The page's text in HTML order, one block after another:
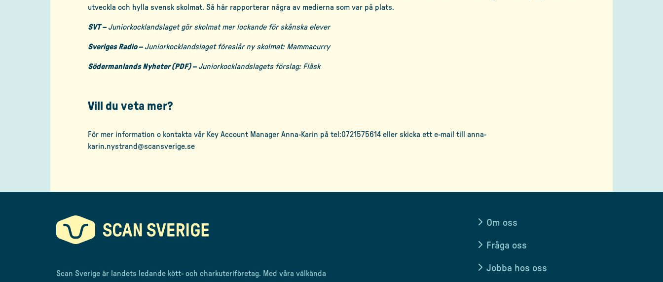
utveckla och hylla svensk skolmat. Så här rapporterar några av medierna som var på plats.
SVT – Juniorkocklandslaget gör skolmat mer lockande för skånska elever
Sveriges Radio – Juniorkocklandslaget föreslår ny skolmat: Mammacurry
Södermanlands Nyheter (PDF) – Juniorkocklandslagets förslag: Fläsk
Vill du veta mer?
För mer information o kontakta vår Key Account Manager Anna-Karin på tel:0721575614 eller skicka ett e-mail till anna-
karin.nystrand@scansverige.se
Scan Sverige är landets ledande kött- och charkuteriföretag. Med våra välkända
Om oss
Fråga oss
Jobba hos oss